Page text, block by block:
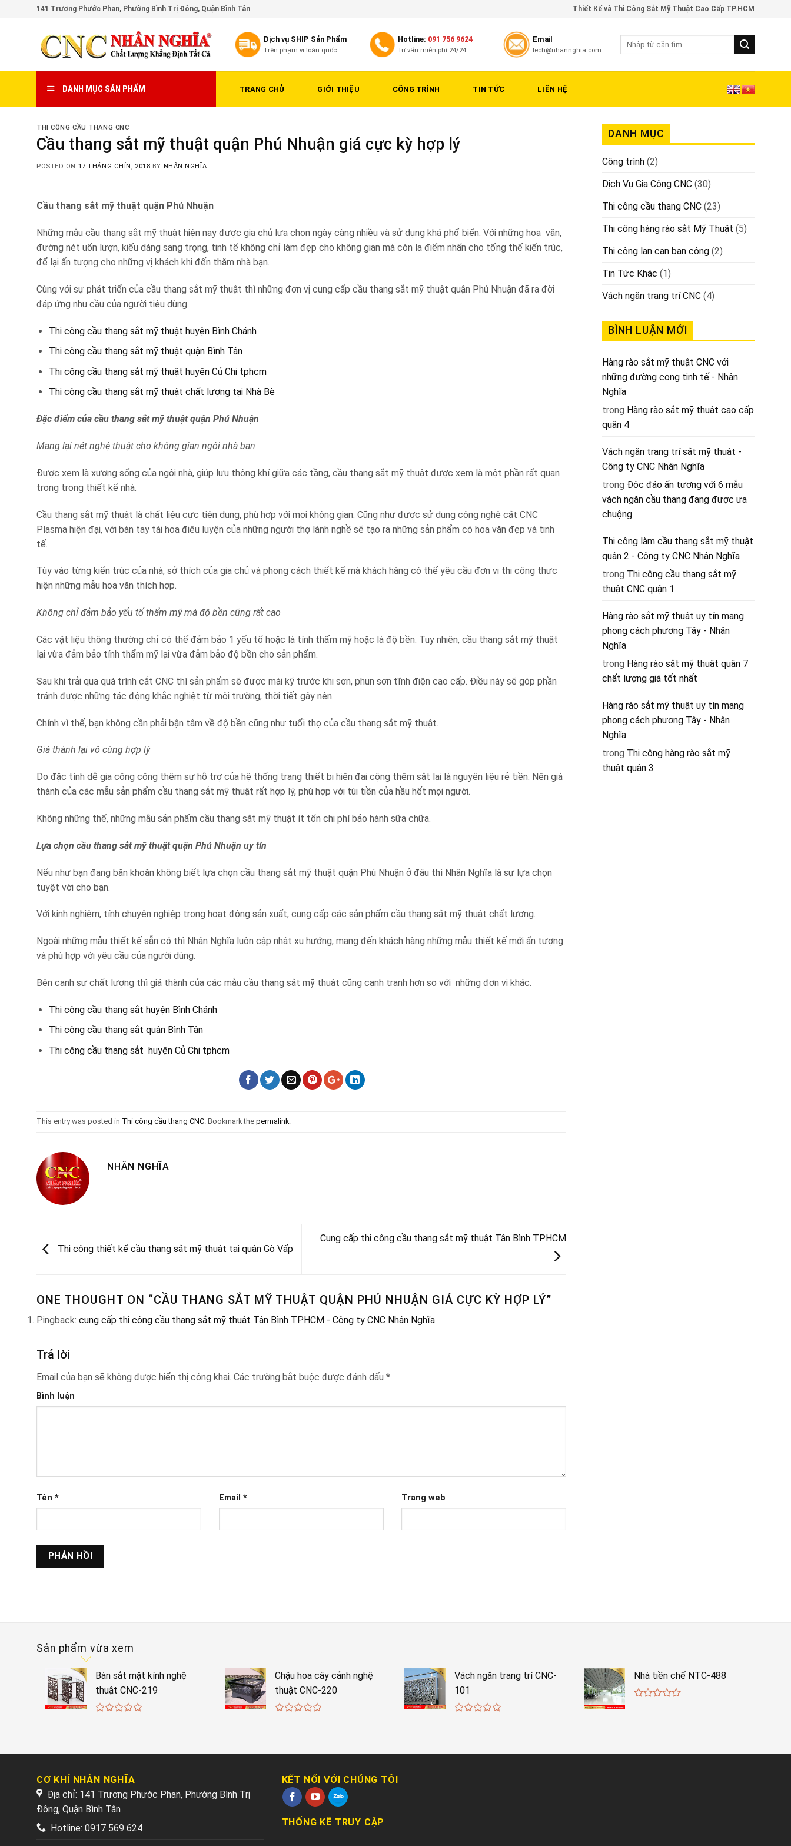
141 Trương Phước Phan, Phường Bình Trị Đông, Quận Bình Tân Thiết Kế và Thi Công Sắt Mỹ Thuật Cao Cấp TP.HCM
Dịch vụ SHIP Sản Phẩm
Trên phạm vi toàn quốc
Hotline: 091 756 9624
Tư vấn miễn phí 24/24
Email
tech@nhannghia.com
DANH MỤC SẢN PHẨM TRANG CHỦ GIỚI THIỆU CÔNG TRÌNH TIN TỨC LIÊN HỆ
THI CÔNG CẦU THANG CNC
Cầu thang sắt mỹ thuật quận Phú Nhuận giá cực kỳ hợp lý
POSTED ON 17 THÁNG CHÍN, 2018 BY NHÂN NGHĨA
Cầu thang sắt mỹ thuật quận Phú Nhuận
Những mẫu cầu thang sắt mỹ thuật hiện nay được gia chủ lựa chọn ngày càng nhiều và sử dụng khá phổ biến. Với những hoa văn,
đường nét uốn lượn, kiểu dáng sang trọng, tinh tế không chỉ làm đẹp cho không gian mà còn la điểm nhấn cho tổng thể kiến trúc,
để lại ấn tượng cho những vị khách khi đến thăm nhà bạn.
Cùng với sự phát triển của cầu thang sắt mỹ thuật thì những đơn vị cung cấp cầu thang sắt mỹ thuật quận Phú Nhuận đã ra đời
đáp ứng nhu cầu của người tiêu dùng.
Thi công cầu thang sắt mỹ thuật huyện Bình Chánh
Thi công cầu thang sắt mỹ thuật quận Bình Tân
Thi công cầu thang sắt mỹ thuật huyện Củ Chi tphcm
Thi công cầu thang sắt mỹ thuật chất lượng tại Nhà Bè
Đặc điểm của cầu thang sắt mỹ thuật quận Phú Nhuận
Mang lại nét nghệ thuật cho không gian ngôi nhà bạn
Được xem là xương sống của ngôi nhà, giúp lưu thông khí giữa các tầng, cầu thang sắt mỹ thuật được xem là một phần rất quan
trọng trong thiết kế nhà.
Cầu thang sắt mỹ thuật là chất liệu cực tiện dụng, phù hợp với mọi không gian. Cũng như được sử dụng công nghệ cắt CNC
Plasma hiện đại, với bàn tay tài hoa điêu luyện của những người thợ lành nghề sẽ tạo ra những sản phẩm có hoa văn đẹp và tinh
tế.
Tùy vào từng kiến trúc của nhà, sở thích của gia chủ và phong cách thiết kế mà khách hàng có thể yêu cầu đơn vị thi công thực
hiện những mẫu hoa văn thích hợp.
Không chỉ đảm bảo yếu tố thẩm mỹ mà độ bền cũng rất cao
Các vật liệu thông thường chỉ có thể đảm bảo 1 yếu tố hoặc là tính thẩm mỹ hoặc là độ bền. Tuy nhiên, cầu thang sắt mỹ thuật
lại vừa đảm bảo tính thẩm mỹ lại vừa đảm bảo độ bền cho sản phẩm.
Sau khi trải qua quá trình cắt CNC thì sản phẩm sẽ được mài kỹ trước khi sơn, phun sơn tĩnh điện cao cấp. Điều này sẽ góp phần
tránh được những tác động khắc nghiệt từ môi trường, thời tiết gây nên.
Chính vì thế, bạn không cần phải bận tâm về độ bền cũng như tuổi thọ của cầu thang sắt mỹ thuật.
Giá thành lại vô cùng hợp lý
Do đặc tính dễ gia công cộng thêm sự hỗ trợ của hệ thống trang thiết bị hiện đại cộng thêm sắt lại là nguyên liệu rẻ tiền. Nên giá
thành của các mẫu sản phẩm cầu thang sắt mỹ thuật rất hợp lý, phù hợp với túi tiền của hầu hết mọi người.
Không những thế, những mẫu sản phẩm cầu thang sắt mỹ thuật ít tốn chi phí bảo hành sữa chữa.
Lựa chọn cầu thang sắt mỹ thuật quận Phú Nhuận uy tín
Nếu như bạn đang băn khoăn không biết lựa chọn cầu thang sắt mỹ thuật quận Phú Nhuận ở đâu thì Nhân Nghĩa là sự lựa chọn
tuyệt vời cho bạn.
Với kinh nghiệm, tính chuyên nghiệp trong hoạt động sản xuất, cung cấp các sản phẩm cầu thang sắt mỹ thuật chất lượng.
Ngoài những mẫu thiết kế sẵn có thì Nhân Nghĩa luôn cập nhật xu hướng, mang đến khách hàng những mẫu thiết kế mới ấn tượng
và phù hợp với yêu cầu của người dùng.
Bên cạnh sự chất lượng thì giá thành của các mẫu cầu thang sắt mỹ thuật cũng cạnh tranh hơn so với những đơn vị khác.
Thi công cầu thang sắt huyện Bình Chánh
Thi công cầu thang sắt quận Bình Tân
Thi công cầu thang sắt huyện Củ Chi tphcm
This entry was posted in Thi công cầu thang CNC. Bookmark the permalink.
NHÂN NGHĨA
Thi công thiết kế cầu thang sắt mỹ thuật tại quận Gò Vấp
Cung cấp thi công cầu thang sắt mỹ thuật Tân Bình TPHCM
ONE THOUGHT ON “CẦU THANG SẮT MỸ THUẬT QUẬN PHÚ NHUẬN GIÁ CỰC KỲ HỢP LÝ”
Pingback: cung cấp thi công cầu thang sắt mỹ thuật Tân Bình TPHCM - Công ty CNC Nhân Nghĩa
Trả lời
Email của bạn sẽ không được hiển thị công khai. Các trường bắt buộc được đánh dấu *
Bình luận
Tên * Email * Trang web
DANH MỤC
Công trình (2)
Dịch Vụ Gia Công CNC (30)
Thi công cầu thang CNC (23)
Thi công hàng rào sắt Mỹ Thuật (5)
Thi công lan can ban công (2)
Tin Tức Khác (1)
Vách ngăn trang trí CNC (4)
BÌNH LUẬN MỚI
Hàng rào sắt mỹ thuật CNC với
những đường cong tinh tế - Nhân
Nghĩa
trong Hàng rào sắt mỹ thuật cao cấp
quận 4
Vách ngăn trang trí sắt mỹ thuật -
Công ty CNC Nhân Nghĩa
trong Độc đáo ấn tượng với 6 mẫu
vách ngăn cầu thang đang được ưa
chuộng
Thi công làm cầu thang sắt mỹ thuật
quận 2 - Công ty CNC Nhân Nghĩa
trong Thi công cầu thang sắt mỹ
thuật CNC quận 1
Hàng rào sắt mỹ thuật uy tín mang
phong cách phương Tây - Nhân
Nghĩa
trong Hàng rào sắt mỹ thuật quận 7
chất lượng giá tốt nhất
Hàng rào sắt mỹ thuật uy tín mang
phong cách phương Tây - Nhân
Nghĩa
trong Thi công hàng rào sắt mỹ
thuật quận 3
Sản phẩm vừa xem
Bàn sắt mặt kính nghệ
thuật CNC-219
Chậu hoa cây cảnh nghệ
thuật CNC-220
Vách ngăn trang trí CNC-
101
Nhà tiền chế NTC-488
CƠ KHÍ NHÂN NGHĨA
Địa chỉ: 141 Trương Phước Phan, Phường Bình Trị
Đông, Quận Bình Tân
Hotline: 0917 569 624
KẾT NỐI VỚI CHÚNG TÔI
THỐNG KÊ TRUY CẬP